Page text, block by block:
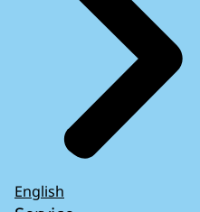
English